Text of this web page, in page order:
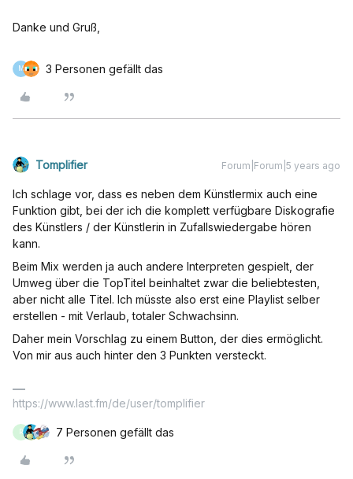
Danke und Gruß,
M 3 Personen gefällt das
Tomplifier Forum|Forum|5 years ago
Ich schlage vor, dass es neben dem Künstlermix auch eine
Funktion gibt, bei der ich die komplett verfügbare Diskografie
des Künstlers / der Künstlerin in Zufallswiedergabe hören
kann.
Beim Mix werden ja auch andere Interpreten gespielt, der
Umweg über die TopTitel beinhaltet zwar die beliebtesten,
aber nicht alle Titel. Ich müsste also erst eine Playlist selber
erstellen - mit Verlaub, totaler Schwachsinn.
Daher mein Vorschlag zu einem Button, der dies ermöglicht.
Von mir aus auch hinter den 3 Punkten versteckt.
https://www.last.fm/de/user/tomplifier
R 7 Personen gefällt das